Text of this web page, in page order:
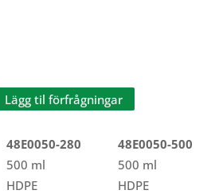
Lägg til förfrågningar
48E0050-280 48E0050-500
500 ml 500 ml
HDPE HDPE